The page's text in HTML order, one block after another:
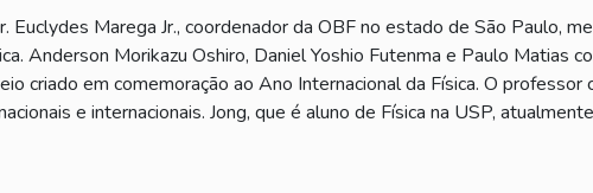
Euclydes Marega Jr., coordenador da OBF no estado de São Paulo,
Anderson Morikazu Oshiro, Daniel Yoshio Futenma e Paulo Matias
criado em comemoração ao Ano Internacional da Física. O
e internacionais. Jong, que é aluno de Física na USP,